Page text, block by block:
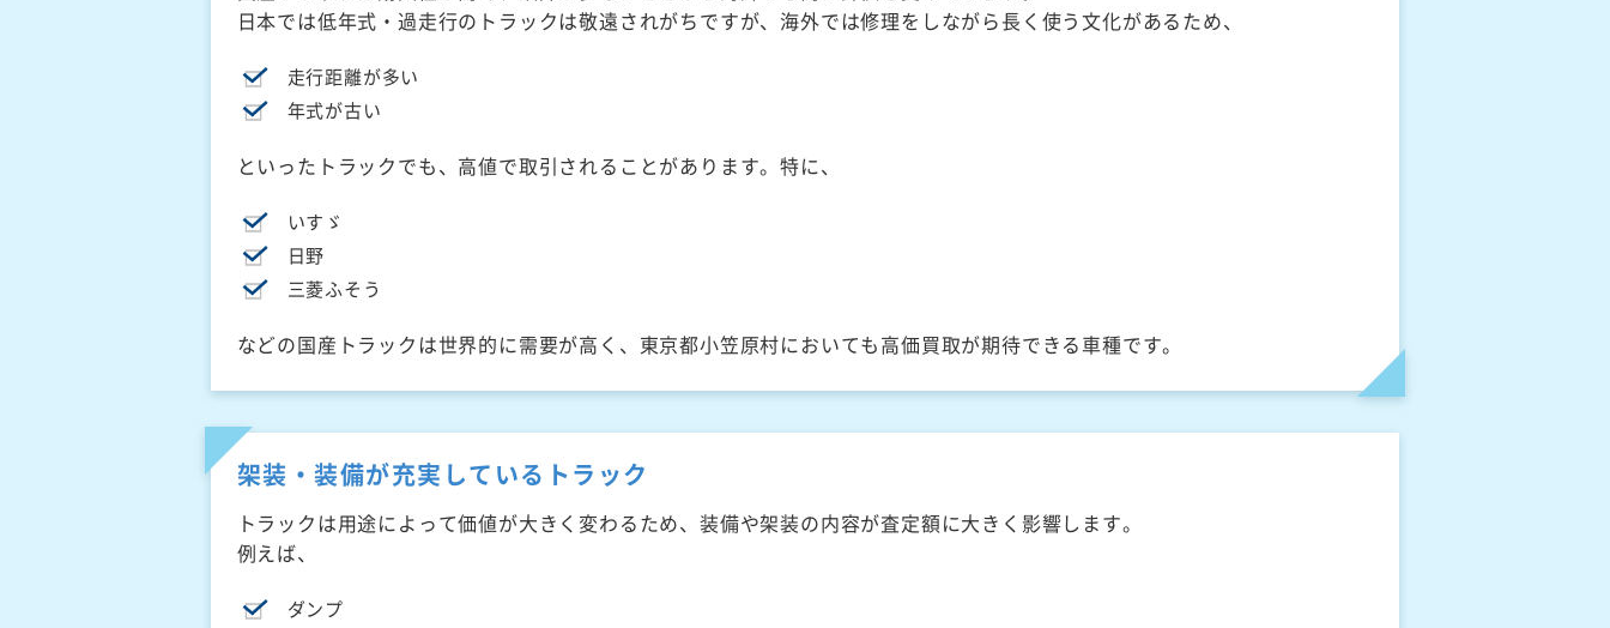
日本では低年式・過走行のトラックは敬遠されがちですが、海外では修理をしながら長く使う文化があるため、
走行距離が多い
年式が古い
といったトラックでも、高値で取引されることがあります。特に、
いすゞ
日野
三菱ふそう
などの国産トラックは世界的に需要が高く、東京都小笠原村においても高価買取が期待できる車種です。
架装・装備が充実しているトラック
トラックは用途によって価値が大きく変わるため、装備や架装の内容が査定額に大きく影響します。
例えば、
ダンプ